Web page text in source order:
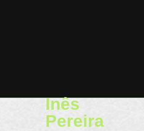
Inês
Pereira